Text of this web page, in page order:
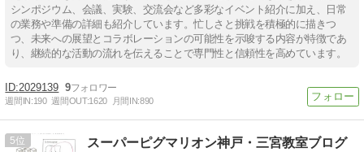
シンポジウム、会議、実験、交流会など多彩なイベント紹介に加え、日常
の業務や準備の詳細も紹介しています。忙しさと挑戦を積極的に描きつ
つ、未来への展望とコラボレーションの可能性を示唆する内容が特徴であ
り、継続的な活動の流れを伝えることで専門性と信頼性を高めています。
2029139 9
週間IN:190 週間OUT:1620 月間IN:890
5 スーパーピグマリオン神戸・三宮教室ブログ